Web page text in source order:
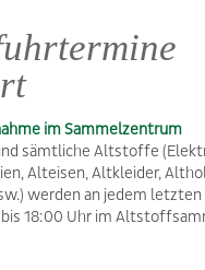
im Sammelzentrum
sämtliche Altstoffe
Alteisen, Altkleider,
werden an jedem
18:00 Uhr im